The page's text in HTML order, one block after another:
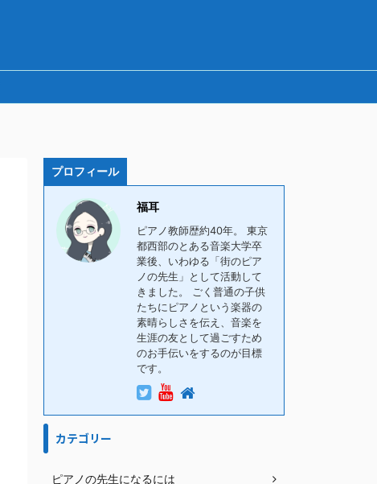
プロフィール
福耳
ピアノ教師歴約40年。 東京
都西部のとある音楽大学卒
業後、いわゆる「街のピア
ノの先生」として活動して
きました。 ごく普通の子供
たちにピアノという楽器の
素晴らしさを伝え、音楽を
生涯の友として過ごすため
のお手伝いをするのが目標
です。
カテゴリー
ピアノの先生になるには